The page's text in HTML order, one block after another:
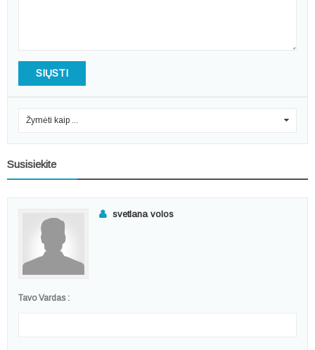
SIŲSTI
Žymėti kaip ...
Susisiekite
svetlana volos
Tavo Vardas :